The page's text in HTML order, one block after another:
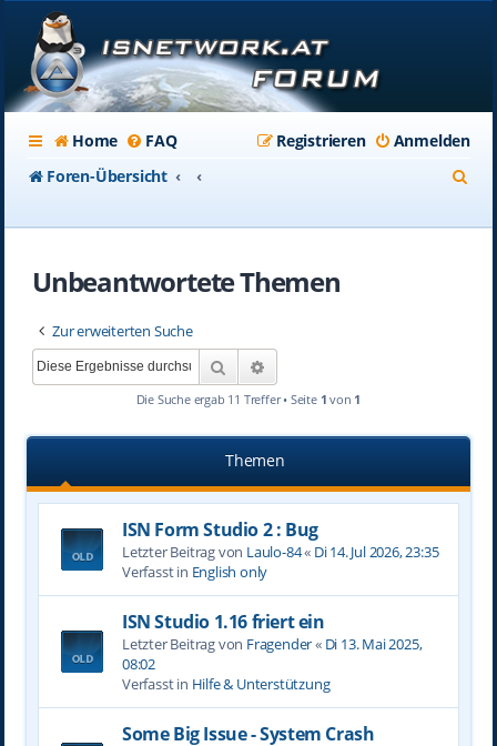
Home FAQ Anmelden
Registrieren
Foren-Übersicht
Unbeantwortete Themen
Zur erweiterten Suche
Suche
Die Suche ergab 11 Treffer • Seite 1 von 1
Themen
ISN Form Studio 2 : Bug
Letzter Beitrag von Laulo-84« Di 14. Jul 2026, 23:35
Verfasst in English only
ISN Studio 1.16 friert ein
Letzter Beitrag von Fragender« Di 13. Mai 2025,
08:02
Verfasst in Hilfe & Unterstützung
Some Big Issue - System Crash